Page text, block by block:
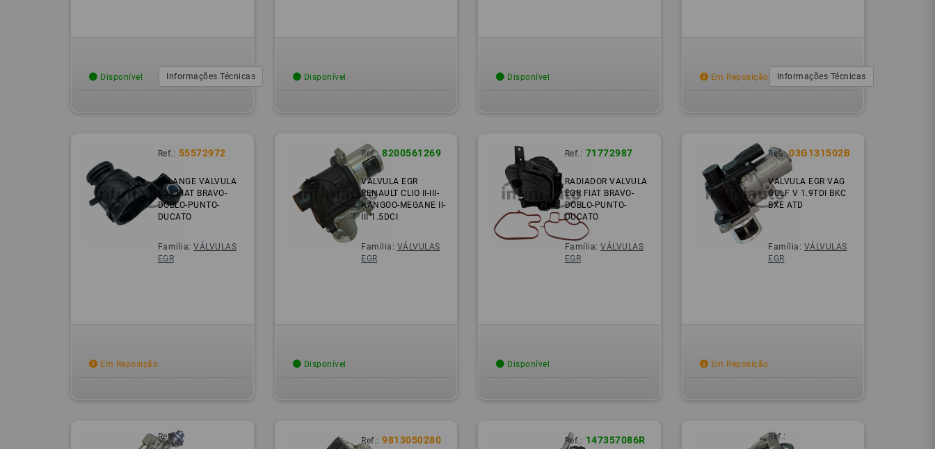
Disponível Informações Técnicas Disponível Disponível Em Reposição Informações Técnicas
Ref.: 55572972
FALANGE VALVULA
EGR FIAT BRAVO-
DOBLO-PUNTO-
DUCATO
Família:VÁLVULAS
EGR
Em Reposição
Ref.: 8200561269
VALVULA EGR
RENAULT CLIO II-III-
KANGOO-MEGANE II-
III 1.5DCI
Família: VÁLVULAS
EGR
Disponível
Ref.: 71772987
RADIADOR VALVULA
EGR FIAT BRAVO-
DOBLO-PUNTO-
DUCATO
Família:VÁLVULAS
EGR
Disponível
Ref.: 03G131502B
VALVULA EGR VAG
GOLF V 1.9TDI BKC
BXE ATD
Família: VÁLVULAS
EGR
Em Reposição
Ref.: Ref.: 9813050280 Ref.: 147357086R Ref.: